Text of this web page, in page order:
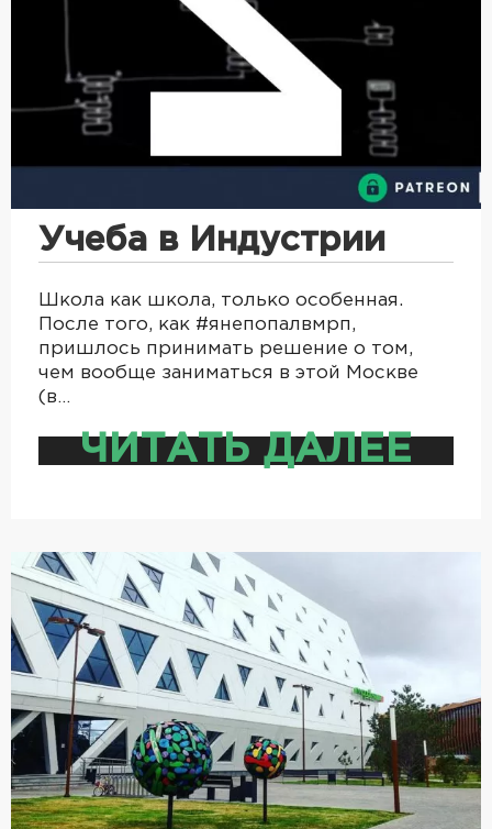
Учеба в Индустрии
Школа как школа, только особенная.
После того, как #янепопалвмрп,
пришлось принимать решение о том,
чем вообще заниматься в этой Москве
(в…
ЧИТАТЬ ДАЛЕЕ